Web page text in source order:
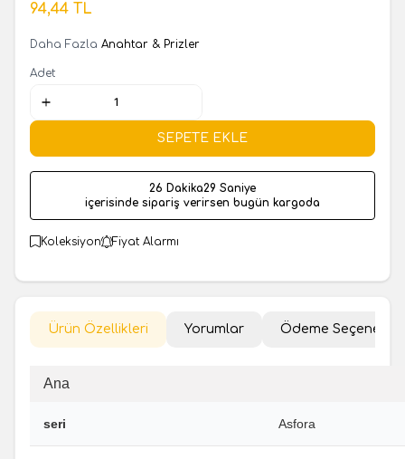
94,44 TL
Daha Fazla Anahtar & Prizler
Adet
SEPETE EKLE
26 Dakika29 Saniye
içerisinde sipariş verirsen bugün kargoda
Koleksiyon Fiyat Alarmı
Ürün Özellikleri Yorumlar Ödeme
Ana
seri Asfora